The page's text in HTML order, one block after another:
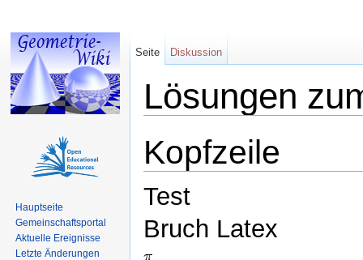
Lösungen
Kopfzeile
Test
Bruch Latex
Seite Diskussion
Hauptseite
Gemeinschaftsportal
Aktuelle Ereignisse
Letzte Änderungen